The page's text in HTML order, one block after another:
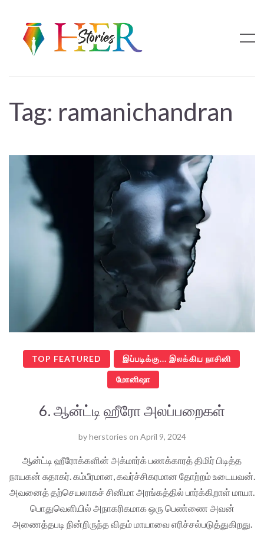
Tag: ramanichandran
TOP FEATURED இப்படிக்கு... இலக்கிய நாசினி
மோனிஷா
6. ஆன்ட்டி ஹீரோ அலப்பறைகள்
byherstories on April 9, 2024
ஆன்ட்டி ஹீரோக்களின் அக்மார்க் பணக்காரத் திமிர் பிடித்த
நாயகன் சுதாகர். கம்பீரமான, கவர்ச்சிகரமான தோற்றம் உடையவன்.
அவனைத் தற்செயலாகச் சினிமா அரங்கத்தில் பார்க்கிறாள் மாயா.
பொதுவெளியில் அநாகரிகமாக ஒரு பெண்ணை அவன்
அணைத்தபடி நின்றிருந்த விதம் மாயாவை எரிச்சல்படுத்துகிறது.